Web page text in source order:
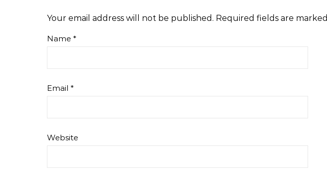
Your email address will not be published. Required fields are marked
Name *
Email *
Website